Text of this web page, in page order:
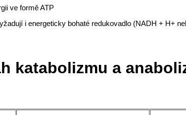
ve formě ATP
i energeticky bohaté redukovadlo (NADH + H+
katabolizmu a